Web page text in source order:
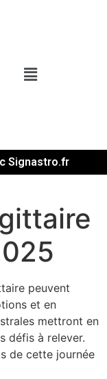
Signastro.fr
peuvent
et en
mettront en
défis à relever.
de cette journée